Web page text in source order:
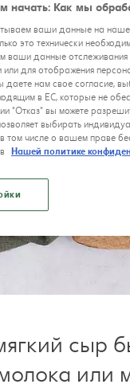
сыр
начать: Как мы
ваши данные на
это технически
ваши данные отслеживания
или для отображения
даете нам свое согласие,
в ЕС, которые не
"Отказ" вы можете
выбирать
том числе о вашем праве
Нашей политике